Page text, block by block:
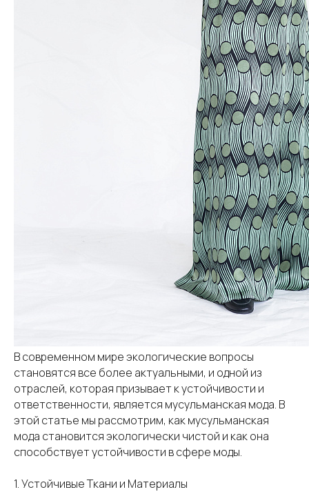
В современном мире экологические вопросы
становятся все более актуальными, и одной из
отраслей, которая призывает к устойчивости и
ответственности, является мусульманская мода. В
этой статье мы рассмотрим, как мусульманская
мода становится экологически чистой и как она
способствует устойчивости в сфере моды.
1. Устойчивые Ткани и Материалы